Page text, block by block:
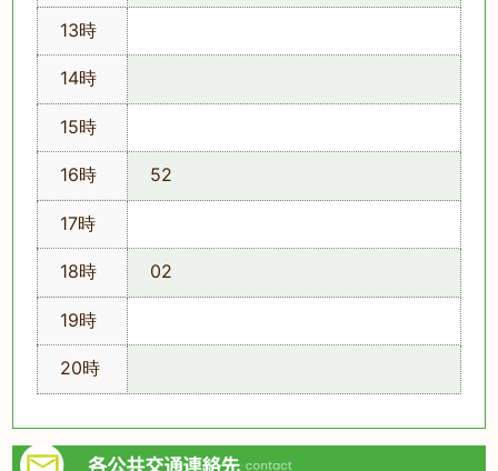
13時
14時
15時
16時 52
17時
18時 02
19時
20時